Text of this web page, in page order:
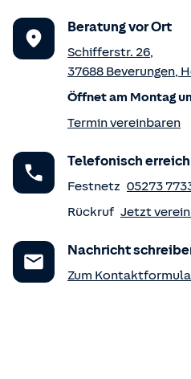
Beratung vor Ort
Schifferstr. 26,
37688 Beverungen,
Öffnet am Montag
Termin vereinbaren
Telefonisch
Festnetz 05273
Rückruf Jetzt
Nachricht
Zum